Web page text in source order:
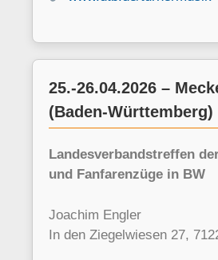
25.-26.04.2026 –
(Baden-Württemberg)
Landesverbandstreffen
und Fanfarenzüge in BW
Joachim Engler
In den Ziegelwiesen 27,